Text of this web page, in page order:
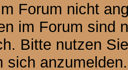
Forum nicht
im Forum sind
Bitte nutzen
sich